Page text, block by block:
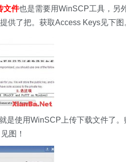
文件也是需要用WinSCP工具，另
供了把。获取Access Keys见下图
是使用WinSCP上传下载文件了
图！